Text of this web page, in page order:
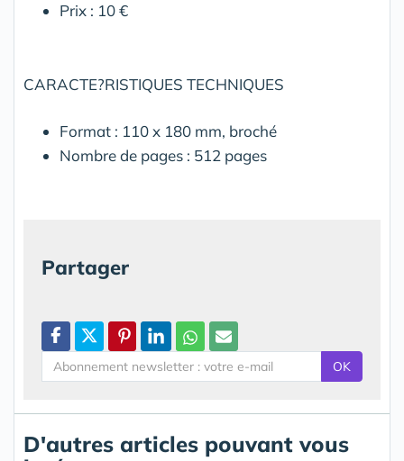
Prix : 10 €
CARACTE?RISTIQUES TECHNIQUES
Format : 110 x 180 mm, broché
Nombre de pages : 512 pages
Partager
OK
D'autres articles pouvant vous